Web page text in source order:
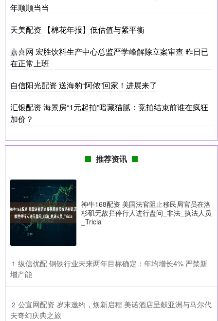
年顺顺当当
天美配资 【棉花年报】低估值与紧平衡
嘉喜网 宏胜饮料生产中心总监严学峰解除立案审查 昨日已
在正常上班
自信阳光配资 送海豹“阿侬”回家！进展来了
汇银配资 海景房“1元起拍”暗藏猫腻：竞拍结束前谁在疯狂
加价？
推荐资讯
神牛168配资 美国法官阻止移民局官员在洛
杉矶无故拦停行人进行盘问_非法_执法人员
_Tricia
1 ​纵信优配 钢铁行业未来两年目标确定：年均增长4% 严禁新
增产能
2 ​公宣网配资 岁末邀约，焕新启程 美诺酒店呈献亚洲与马尔代
夫奇幻庆典之旅